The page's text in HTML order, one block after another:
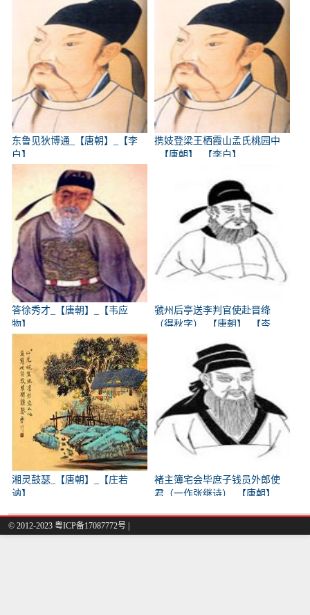
东鲁见狄博通_【唐朝】_【李
白】
携妓登梁王栖霞山孟氏桃园中
_【唐朝】_【李白】
答徐秀才_【唐朝】_【韦应
物】
虢州后亭送李判官使赴晋绛
（得秋字）_【唐朝】_【岑
湘灵鼓瑟_【唐朝】_【庄若
讷】
褚主簿宅会毕庶子钱员外郎使
君（一作张继诗）_【唐朝】
© 2012-2023 粤ICP备17087772号